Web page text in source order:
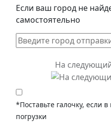
Если ваш город не
самостоятельно
*Поставьте галочку, если
погрузки